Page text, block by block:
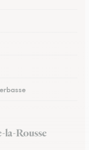
la-Rousse